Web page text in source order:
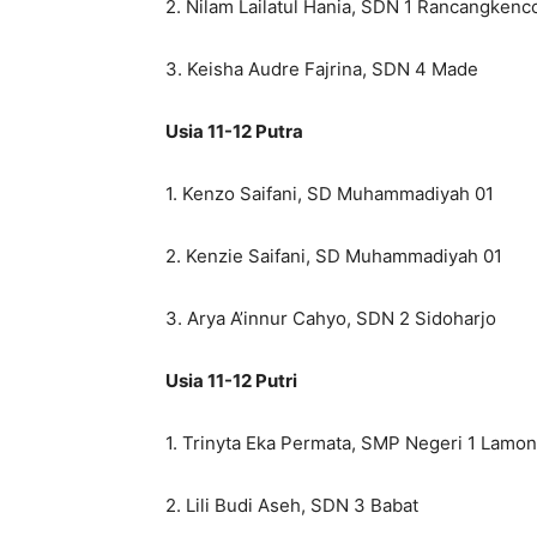
2. Nilam Lailatul Hania, SDN 1
3. Keisha Audre Fajrina, SDN 4 Made
Usia 11-12 Putra
1. Kenzo Saifani, SD Muhammadiyah 01
2. Kenzie Saifani, SD Muhammadiyah 01
3. Arya A’innur Cahyo, SDN 2 Sidoharjo
Usia 11-12 Putri
1. Trinyta Eka Permata, SMP Negeri 1
2. Lili Budi Aseh, SDN 3 Babat